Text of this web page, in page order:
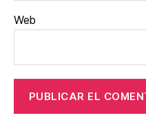
Web